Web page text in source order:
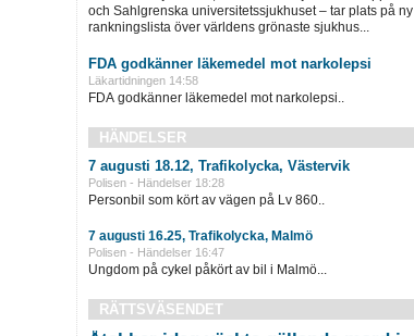
och Sahlgrenska universitetssjukhuset – tar plats på ny
rankningslista över världens grönaste sjukhus...
FDA godkänner läkemedel mot narkolepsi
Läkartidningen 14:58
FDA godkänner läkemedel mot narkolepsi..
HÄNDELSER
7 augusti 18.12, Trafikolycka, Västervik
Polisen - Händelser 18:28
Personbil som kört av vägen på Lv 860..
7 augusti 16.25, Trafikolycka, Malmö
Polisen - Händelser 16:47
Ungdom på cykel påkört av bil i Malmö...
RÄTTSVÄSENDET